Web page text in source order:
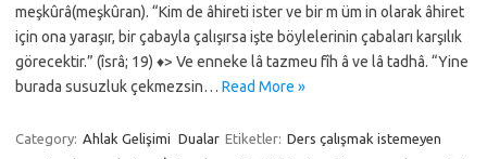
meşkûrâ(meşkûran). “Kim de âhireti ister ve bir m üm in olarak âhiret
için ona yaraşır, bir çabayla çalışırsa işte böylelerinin çabaları karşılık
görecektir.” (îsrâ; 19) ♦> Ve enneke lâ tazmeu fîh â ve lâ tadhâ. “Yine
burada susuzluk çekmezsin… Read More »
Category: Ahlak Gelişimi Dualar Etiketler: Ders çalışmak istemeyen